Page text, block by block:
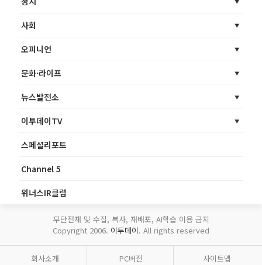
사회
오피니언
문화·라이프
뉴스발전소
이투데이TV
스페셜리포트
Channel 5
위너스IR클럽
무단전재 및 수집, 복사, 재배포, AI학습 이용 금지
Copyright 2006. 이투데이. All rights reserved
회사소개 PC버전 사이트맵